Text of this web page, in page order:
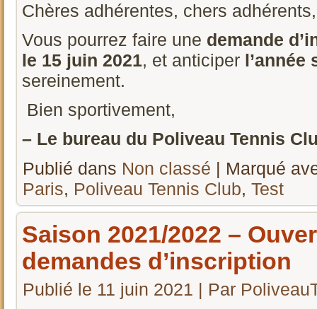
Chères adhérentes, chers adhérents,
Vous pourrez faire une demande
le 15 juin 2021, et anticiper l’année
sereinement.
Bien sportivement,
– Le bureau du Poliveau Tennis
Publié dans Non classé | Marqué
Paris, Poliveau Tennis Club, Test
Saison 2021/2022 –
demandes d’inscription
Publié le 11 juin 2021 | Par